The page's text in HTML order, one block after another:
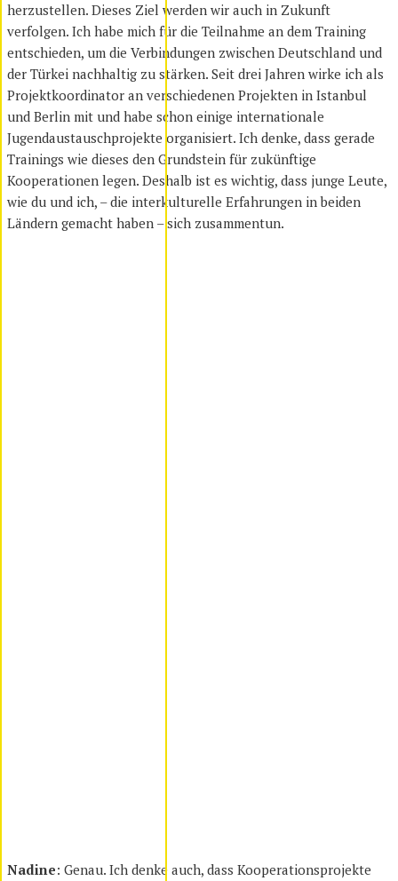
herzustellen. Dieses Ziel werden wir auch in Zukunft
verfolgen. Ich habe mich für die Teilnahme an dem Training
entschieden, um die Verbindungen zwischen Deutschland und
der Türkei nachhaltig zu stärken. Seit drei Jahren wirke ich als
Projektkoordinator an verschiedenen Projekten in Istanbul
und Berlin mit und habe schon einige internationale
Jugendaustauschprojekte organisiert. Ich denke, dass gerade
Trainings wie dieses den Grundstein für zukünftige
Kooperationen legen. Deshalb ist es wichtig, dass junge Leute,
wie du und ich, – die interkulturelle Erfahrungen in beiden
Ländern gemacht haben – sich zusammentun.
Nadine: Genau. Ich denke auch, dass Kooperationsprojekte